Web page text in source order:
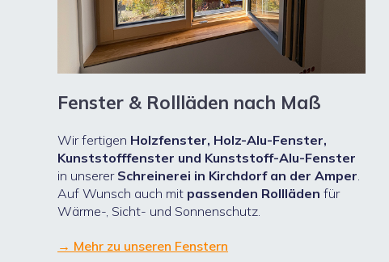
Fenster & Rollläden nach Maß
Wir fertigen Holzfenster, Holz-Alu-Fenster,
Kunststofffenster und Kunststoff-Alu-Fenster
in unserer Schreinerei in Kirchdorf an der Amper
Auf Wunsch auch mit passenden Rollläden für
Wärme-, Sicht- und Sonnenschutz.
→ Mehr zu unseren Fenstern